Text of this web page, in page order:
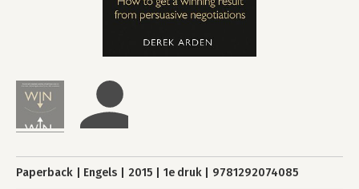
Paperback Engels 2015 1e druk 9781292074085